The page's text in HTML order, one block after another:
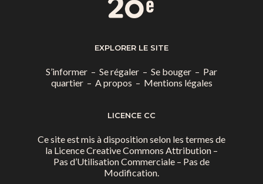
EXPLORER LE SITE
S’informer – Se régaler – Se bouger – Par
quartier– A propos – Mentions légales
LICENCE CC
Ce site est mis à disposition selon les termes de
la Licence Creative Commons Attribution –
Pas d’Utilisation Commerciale – Pas de
Modification.